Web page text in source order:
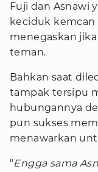
Fuji dan Asnawi
keciduk kemcan
menegaskan
teman.
Bahkan saat
tampak tersipu
hubungannya
pun sukses
menawarkan
"Engga sama